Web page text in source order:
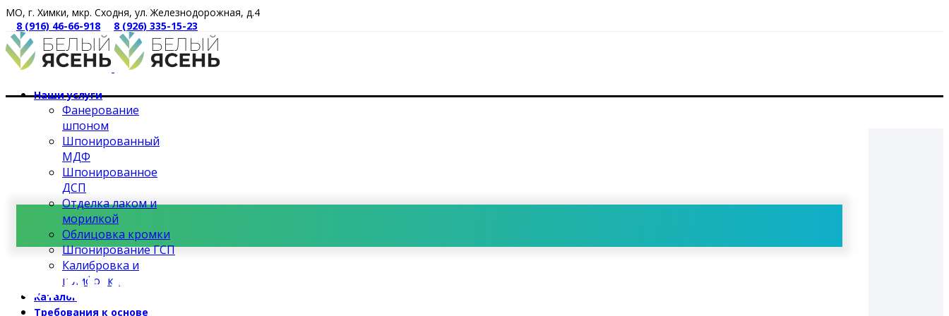
МО, г. Химки, мкр. Сходня, ул. Железнодорожная, д.4
8 (916) 46-66-918
8 (926) 335-15-23
Наши услуги
Фанерование
шпоном
Шпонированный
МДФ
Шпонированное
ДСП
Отделка лаком и
морилкой
Облицовка кромки
Шпонирование ГСП
Калибровка и
шлифовка
Каталог
Требования к основе
Стеновые панели из шпона Амаранта